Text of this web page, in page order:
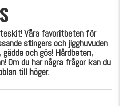
Våra favoritbeten för
stingers och jigghuvuden
och gös! Hårdbeten,
Om du har några frågor kan du
till höger.